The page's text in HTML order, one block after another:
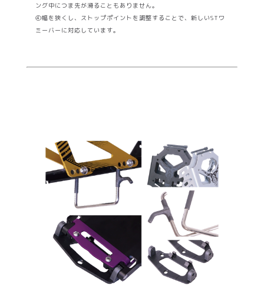
ング中につま先が滑ることもありません。
④幅を狭くし、ストップポイントを調整することで、新しいSTワ
ミーバーに対応しています。